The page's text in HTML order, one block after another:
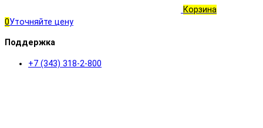
Корзина
0Уточняйте цену
Поддержка
+7 (343) 318-2-800